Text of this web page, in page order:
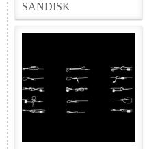
SANDISK